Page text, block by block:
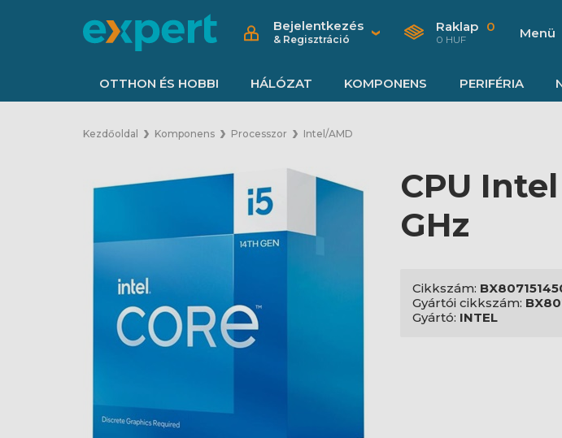
Bejelentkezés
& Regisztráció
Raklap 0
0 HUF Menü
OTTHON ÉS HOBBI HÁLÓZAT KOMPONENS PERIFÉRIA
Kezdőoldal Komponens Processzor Intel/AMD
CPU
GHz
Cikkszám:
Gyártói cikkszám:
Gyártó: INTEL